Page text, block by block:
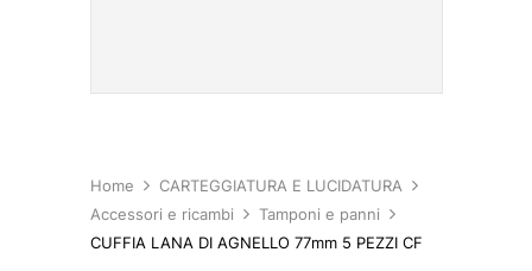
Home
CARTEGGIATURA E LUCIDATURA
Accessori e ricambi
Tamponi e panni
CUFFIA LANA DI AGNELLO 77mm 5 PEZZI CF